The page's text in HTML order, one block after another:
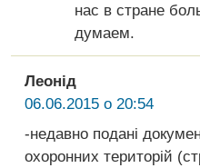
нас в стране
думаем.
Леонід
06.06.2015 о 20:54
-недавно подані
охоронних територій